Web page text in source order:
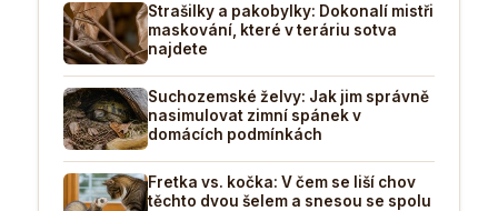
Strašilky a pakobylky: Dokonalí mistři
maskování, které v teráriu sotva
najdete
Suchozemské želvy: Jak jim správně
nasimulovat zimní spánek v
domácích podmínkách
Fretka vs. kočka: V čem se liší chov
těchto dvou šelem a snesou se spolu